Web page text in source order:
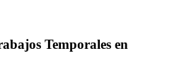
Temporales en